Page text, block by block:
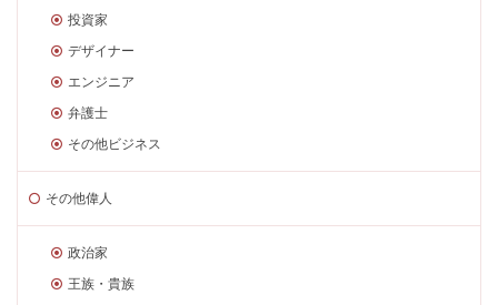
投資家
デザイナー
エンジニア
弁護士
その他ビジネス
その他偉人
政治家
王族・貴族